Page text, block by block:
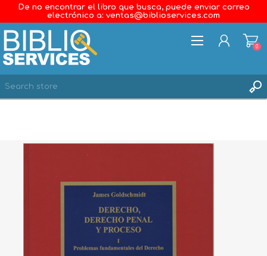
De no encontrar el libro que busca, puede enviar correo
electrónico a: ventas@biblioservices.com
WISHLIST
0
0